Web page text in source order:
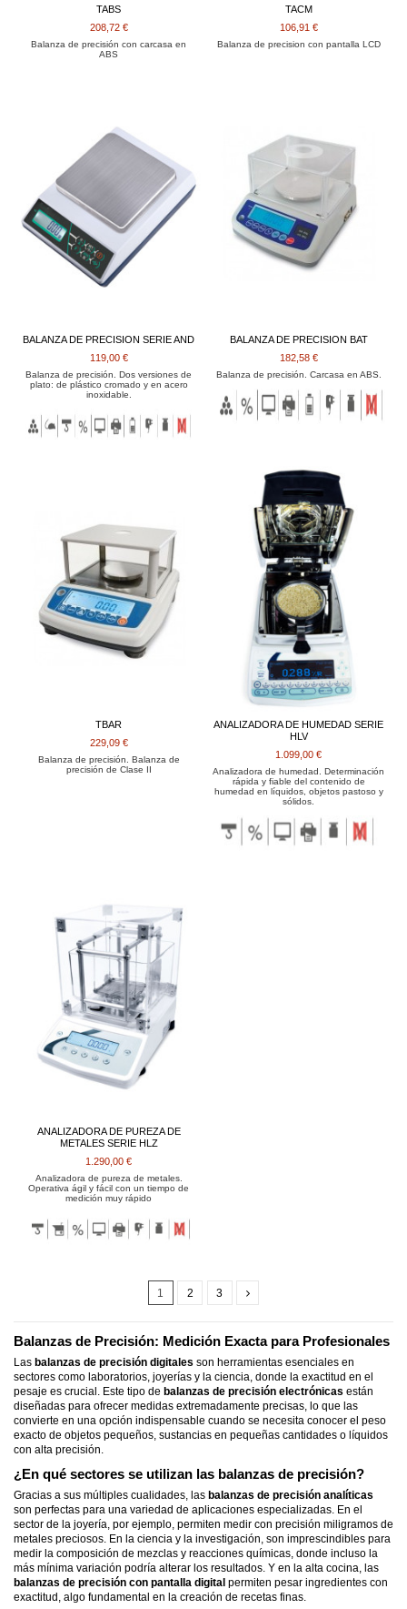
TABS
208,72 €
Balanza de precisión con carcasa en
ABS
TACM
106,91 €
Balanza de precision con pantalla LCD
BALANZA DE PRECISION SERIE AND
119,00 €
Balanza de precisión. Dos versiones de
plato: de plástico cromado y en acero
inoxidable.
BALANZA DE PRECISION BAT
182,58 €
Balanza de precisión. Carcasa en ABS.
TBAR
229,09 €
Balanza de precisión. Balanza de
precisión de Clase II
ANALIZADORA DE HUMEDAD SERIE
HLV
1.099,00 €
Analizadora de humedad. Determinación
rápida y fiable del contenido de
humedad en líquidos, objetos pastoso y
sólidos.
ANALIZADORA DE PUREZA DE
METALES SERIE HLZ
1.290,00 €
Analizadora de pureza de metales.
Operativa ágil y fácil con un tiempo de
medición muy rápido
1 2 3
Balanzas de Precisión: Medición Exacta para Profesionales
Las balanzas de precisión digitales son herramientas esenciales en
sectores como laboratorios, joyerías y la ciencia, donde la exactitud en el
pesaje es crucial. Este tipo de balanzas de precisión electrónicas están
diseñadas para ofrecer medidas extremadamente precisas, lo que las
convierte en una opción indispensable cuando se necesita conocer el peso
exacto de objetos pequeños, sustancias en pequeñas cantidades o líquidos
con alta precisión.
¿En qué sectores se utilizan las balanzas de precisión?
Gracias a sus múltiples cualidades, las balanzas de precisión analíticas
son perfectas para una variedad de aplicaciones especializadas. En el
sector de la joyería, por ejemplo, permiten medir con precisión miligramos de
metales preciosos. En la ciencia y la investigación, son imprescindibles para
medir la composición de mezclas y reacciones químicas, donde incluso la
más mínima variación podría alterar los resultados. Y en la alta cocina, las
balanzas de precisión con pantalla digital permiten pesar ingredientes con
exactitud, algo fundamental en la creación de recetas finas.